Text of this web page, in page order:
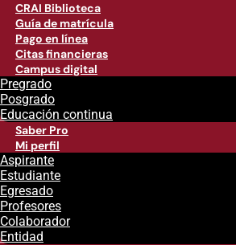
CRAI Biblioteca
Guía de matrícula
Pago en línea
Citas financieras
Campus digital
Pregrado
Posgrado
Educación continua
Saber Pro
Mi perfil
Aspirante
Estudiante
Egresado
Profesores
Colaborador
Entidad